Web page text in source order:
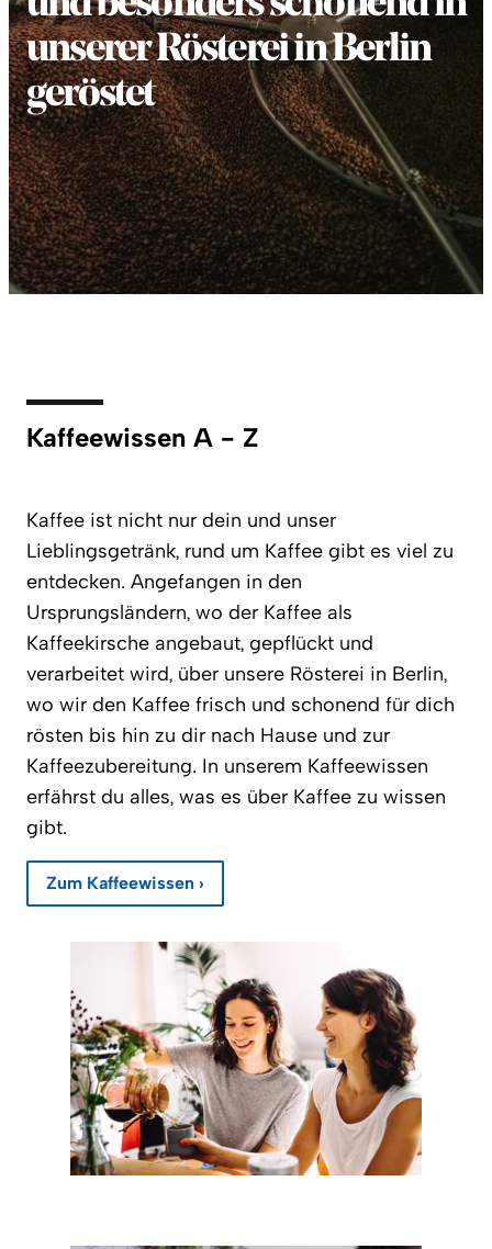
unserer Rösterei in Berlin
geröstet
Kaffeewissen A - Z
Kaffee ist nicht nur dein und unser
Lieblingsgetränk, rund um Kaffee gibt es viel zu
entdecken. Angefangen in den
Ursprungsländern, wo der Kaffee als
Kaffeekirsche angebaut, gepflückt und
verarbeitet wird, über unsere Rösterei in Berlin,
wo wir den Kaffee frisch und schonend für dich
rösten bis hin zu dir nach Hause und zur
Kaffeezubereitung. In unserem Kaffeewissen
erfährst du alles, was es über Kaffee zu wissen
gibt.
Zum Kaffeewissen ›